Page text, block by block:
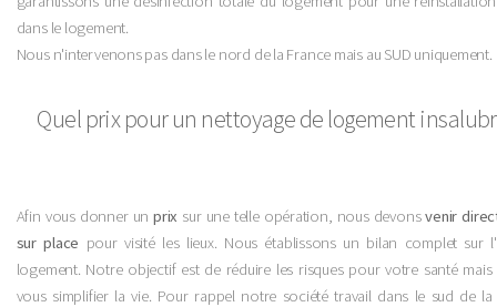
dans le logement.
Nous n'intervenons pas dans le nord de la France mais au SUD uniquement.
Quel prix pour un nettoyage de logement
Afin vous donner unprix sur une telle opération, nous devonsvenir
sur place pour visité les lieux. Nous établissons un bilan complet sur
logement. Notre objectif est de réduire les risques pour votre santé mais
vous simplifier la vie. Pour rappel notre société travail dans le sud de la